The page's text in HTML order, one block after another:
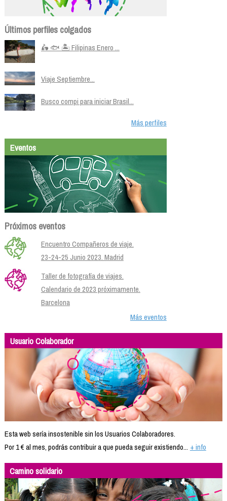
Últimos perfiles colgados
🛵 🐟 🏝️ Filipinas Enero ...
Viaje Septiembre...
Busco compi para iniciar Brasil...
Más perfiles
Eventos
Próximos eventos
Encuentro Compañeros de viaje.
23-24-25 Junio 2023. Madrid
Taller de fotografía de viajes.
Calendario de 2023 próximamente.
Barcelona
Más eventos
Usuario Colaborador
Esta web sería insostenible sin los Usuarios Colaboradores.
Por 1 € al mes, podrás contribuir a que pueda seguir existiendo... + info
Camino solidario